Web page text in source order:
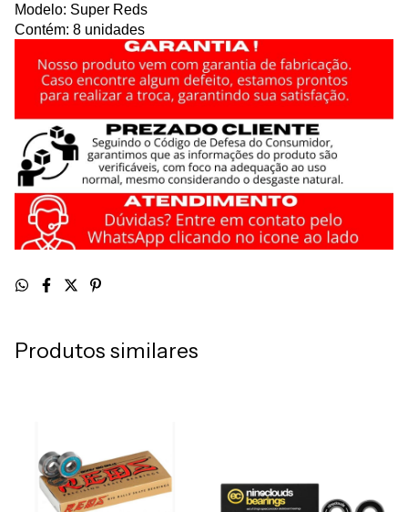
Modelo: Super Reds
Contém: 8 unidades
Produtos similares